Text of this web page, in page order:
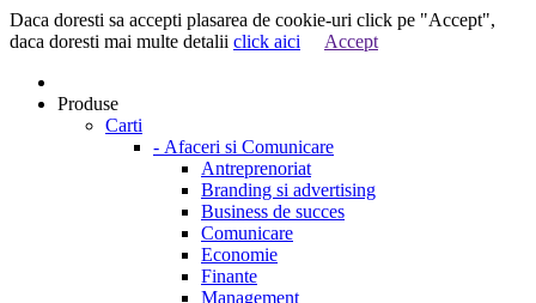
Daca doresti sa accepti plasarea de cookie-uri click pe "Accept",
daca doresti mai multe detalii click aici Accept
Produse
Carti
- Afaceri si Comunicare
Antreprenoriat
Branding si advertising
Business de succes
Comunicare
Economie
Finante
Management